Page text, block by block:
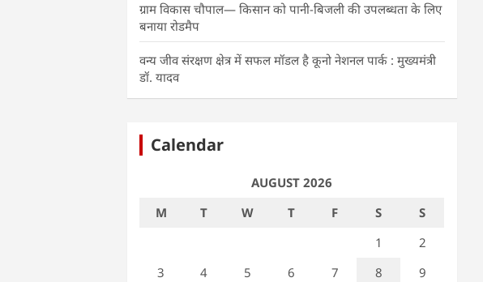
ग्राम विकास चौपाल— किसान को पानी-बिजली की उपलब्धता के लिए
बनाया रोडमैप
वन्य जीव संरक्षण क्षेत्र में सफल मॉडल है कूनो नेशनल पार्क : मुख्यमंत्री
डॉ. यादव
Calendar
AUGUST 2026
M
T W T F S
S
1
2
3
4 5 6 7 8
9